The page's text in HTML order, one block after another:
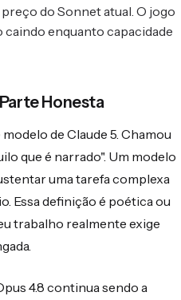
do Sonnet atual. O jogo
enquanto capacidade
Honesta
de Claude 5. Chamou
que é narrado". Um modelo
uma tarefa complexa
Essa definição é poética ou
trabalho realmente exige
4.8 continua sendo a